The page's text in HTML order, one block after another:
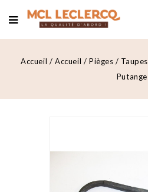
Accueil Accueil Pièges Taupes
Putange